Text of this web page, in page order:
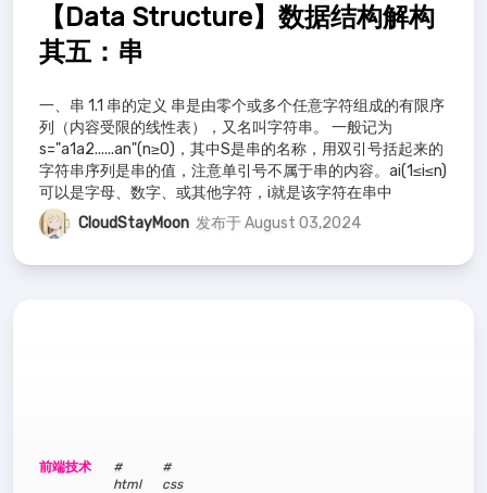
【Data Structure】数据结构解构
其五：串
一、串 1.1 串的定义 串是由零个或多个任意字符组成的有限序
列（内容受限的线性表），又名叫字符串。 一般记为
s="a1a2......an"(n≥0)，其中S是串的名称，用双引号括起来的
字符串序列是串的值，注意单引号不属于串的内容。ai(1≤i≤n)
可以是字母、数字、或其他字符，i就是该字符在串中
CloudStayMoon 发布于 August 03,2024
前端技术
#
html
#
css